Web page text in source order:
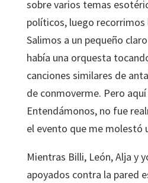
sobre varios temas
políticos, luego recorrimos
Salimos a un pequeño
había una orquesta
canciones similares de
de conmoverme. Pero
Entendámonos, no fue
el evento que me molestó
Mientras Billi, León, Alja y
apoyados contra la pared